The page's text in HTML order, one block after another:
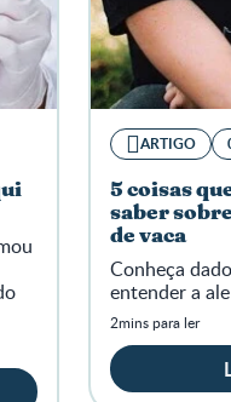
ARTIGO
5 coisas
saber
de vaca
Conheça
entender a
2mins para ler